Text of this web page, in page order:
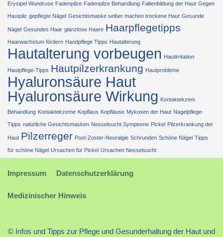
Erysipel Wundrose Fadenpilze Fadenpilze Behandlung Faltenbildung der Haut Gegen
Hautpilz gepflegte Nägel Gesichtsmaske selber machen trockene Haut Gesunde
Nägel Gesundes Haar glanzlose Haare Haarpflegetipps
Haarwachstum fördern Handpflege Tipps Hautalterung
Hautalterung vorbeugen Hautirritation
Hautpflege-Tipps Hautpilzerkrankung Hautprobleme
Hyaluronsäure Haut
Hyaluronsäure Wirkung Kontaktekzem
Behandlung Kontaktekzeme Kopflaus Kopfläuse Mykosen der Haut Nagelpflege-
Tipps natürliche Gesichtsmasken Nesselsucht Symptome Pickel Pilzerkrankung der
Haut Pilzerreger Post-Zoster-Neuralgie Schrunden Schöne Nägel Tipps
für schöne Nägel Ursachen für Pickel Ursachen Nesselsucht
Impressum Datenschutzerklärung
Medizinischer Hinweis
© Infos und Tipps zur Pflege und Gesunderhaltung der Haut und